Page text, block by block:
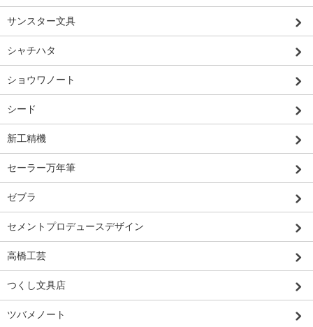
サンスター文具
シャチハタ
ショウワノート
シード
新工精機
セーラー万年筆
ゼブラ
セメントプロデュースデザイン
高橋工芸
つくし文具店
ツバメノート